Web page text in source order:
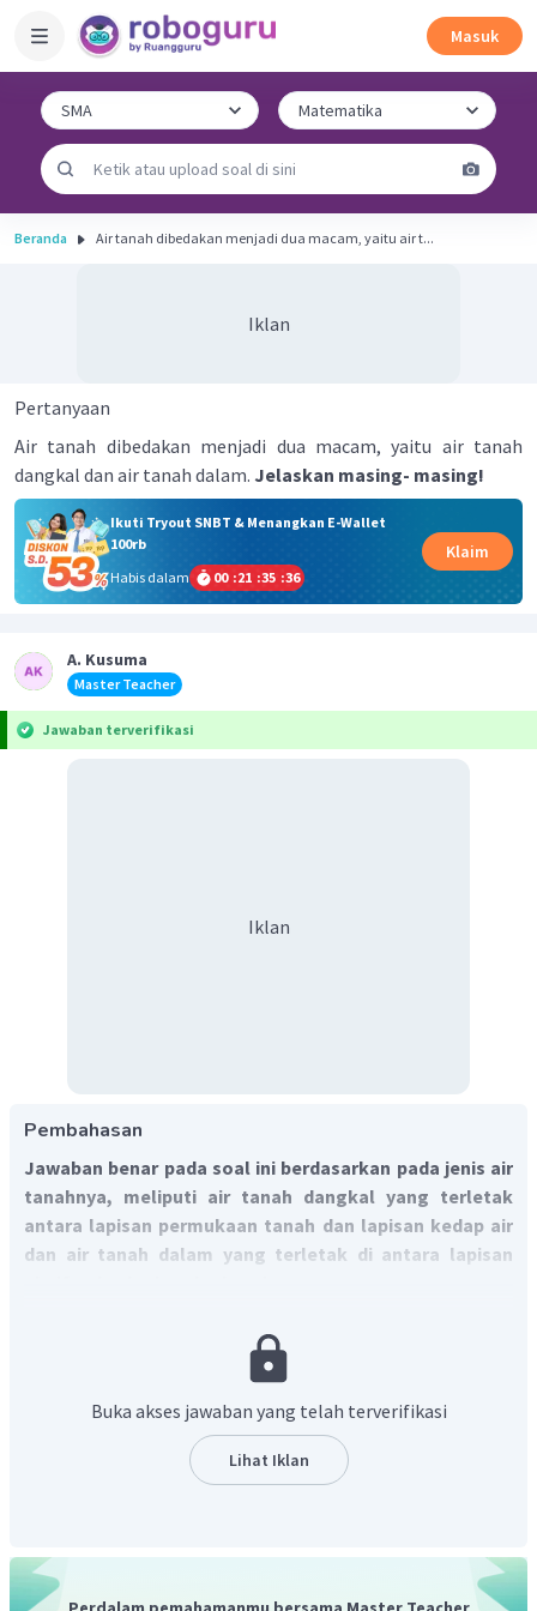
Masuk
Beranda Air tanah dibedakan menjadi dua macam, yaitu air t...
Iklan
Pertanyaan
Air tanah dibedakan menjadi dua macam, yaitu air tanah
dangkal dan air tanah dalam. Jelaskan masing- masing!
Ikuti Tryout SNBT & Menangkan E-Wallet
100rb
Habis dalam
00 :21 :35 :36
Klaim
A. Kusuma
Master Teacher
Jawaban terverifikasi
Iklan
Pembahasan
Jawaban benar pada soal ini berdasarkan pada jenis air
tanahnya, meliputi air tanah dangkal yang terletak
antara lapisan permukaan tanah dan lapisan kedap air
dan air tanah dalam yang terletak di antara lapisan
Air tanah adalah potensi air yang letaknya ada di lapisan
tanah baik lapisan permukaan maupun lapisan dalam. Jenis
Air tanah dangkal (freatik) , adalah lapisan air yang
letaknya paling dekat dengan permukaan bumi.
digunakkan untuk pemenuhan kebutuhan manusia
umumnya pada kawasan pemukiman. Contohnya air
Buka akses jawaban yang telah terverifikasi
Lihat Iklan